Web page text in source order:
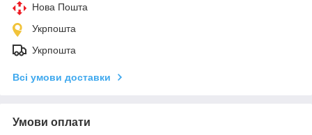
Нова Пошта
Укрпошта
Укрпошта
Всі умови доставки
Умови оплати